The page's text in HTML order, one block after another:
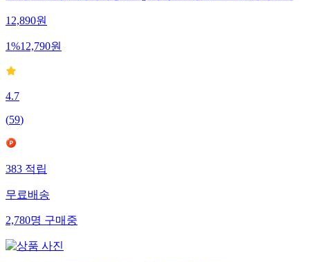
12,890원
1%12,790원
4.7
(59)
383적립
무료배송
2,780명구매중